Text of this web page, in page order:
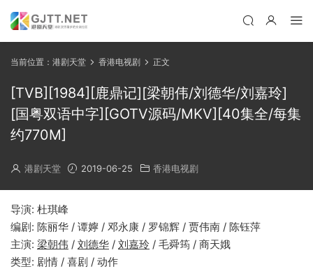
当前位置： 港剧天堂 香港电视剧 正文
[TVB][1984][鹿鼎记][梁朝伟/刘德华/刘嘉玲]
[国粤双语中字][GOTV源码/MKV][40集全/每集
约770M]
港剧天堂 2019-06-25 香港电视剧
导演: 杜琪峰
编剧: 陈丽华 / 谭嬣 / 邓永康 / 罗锦辉 / 贾伟南 / 陈钰萍
主演: 梁朝伟 / 刘德华 / 刘嘉玲 / 毛舜筠 / 商天娥
类型: 剧情 / 喜剧 / 动作